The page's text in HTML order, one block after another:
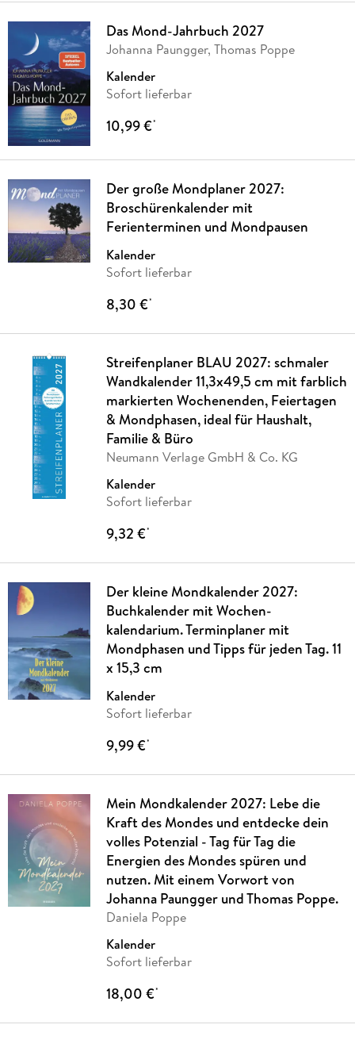
Das Mond-Jahrbuch 2027
Johanna Paungger, Thomas Poppe
Kalender
Sofort lieferbar
10,99 €*
Der große Mondplaner 2027:
Broschürenkalender mit
Ferienterminen und Mondpausen
Kalender
Sofort lieferbar
8,30 €*
Streifenplaner BLAU 2027: schmaler
Wandkalender 11,3x49,5 cm mit farblich
markierten Wochenenden, Feiertagen
& Mondphasen, ideal für Haushalt,
Familie & Büro
Neumann Verlage GmbH & Co. KG
Kalender
Sofort lieferbar
9,32 €*
Der kleine Mondkalender 2027:
Buchkalender mit Wochen-
kalendarium. Terminplaner mit
Mondphasen und Tipps für jeden Tag. 11
x 15,3 cm
Kalender
Sofort lieferbar
9,99 €*
Mein Mondkalender 2027: Lebe die
Kraft des Mondes und entdecke dein
volles Potenzial - Tag für Tag die
Energien des Mondes spüren und
nutzen. Mit einem Vorwort von
Johanna Paungger und Thomas Poppe.
Daniela Poppe
Kalender
Sofort lieferbar
18,00 €*